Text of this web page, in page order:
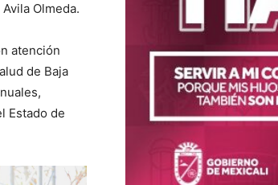
Olmeda.
atención
de Baja
Estado de